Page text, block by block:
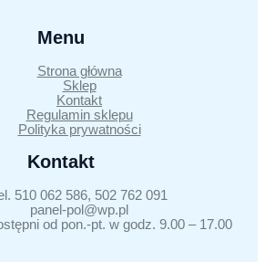
Menu
Strona główna
Sklep
Kontakt
Regulamin sklepu
Polityka prywatności
Kontakt
510 062 586, 502 762 091
panel-pol@wp.pl
od pon.-pt. w godz. 9.00 – 17.00